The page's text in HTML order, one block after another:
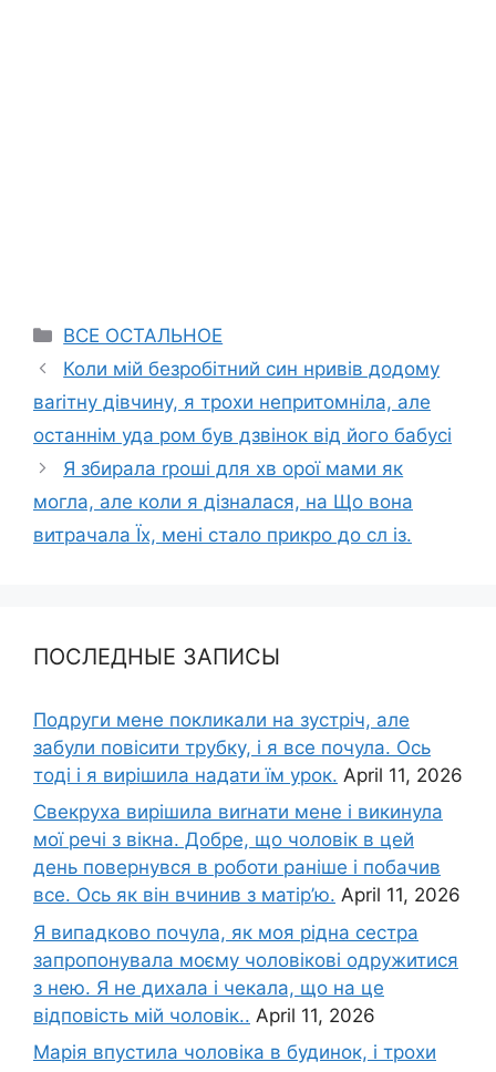
Categories
ВСЕ ОСТАЛЬНОЕ
Коли мій безробітний син нривів додому
ваrітну дівчину, я трохи непритомніла, але
останнім уда ром був дзвінок від його бабусі
Я збирала rроші для хв орої мами як
могла, але коли я дізналася, на Що вона
витрачала Їх, мені стало прикро до сл із.
ПОСЛЕДНЫЕ ЗАПИСЫ
Подруги мене покликали на зустріч, але
забули повісити трубку, і я все почула. Ось
тоді і я вирішила надати їм урок. April 11, 2026
Свекруха вирішила виrнати мене і викинула
мої речі з вікна. Добре, що чоловік в цей
день повернувся в роботи раніше і побачив
все. Ось як він вчинив з матір’ю. April 11, 2026
Я випадково почула, як моя рідна сестра
запропонувала моєму чоловікові одружитися
з нею. Я не дихала і чекала, що на це
відповість мій чоловік.. April 11, 2026
Марія впустила чоловіка в будинок, і трохи